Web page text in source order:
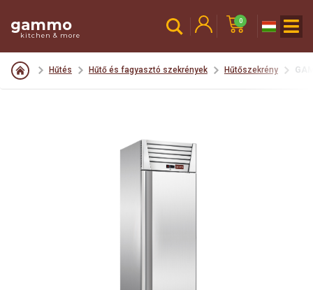
gammo
kitchen & more
0
Hűtés Hűtő és fagyasztó szekrények Hűtőszekrény